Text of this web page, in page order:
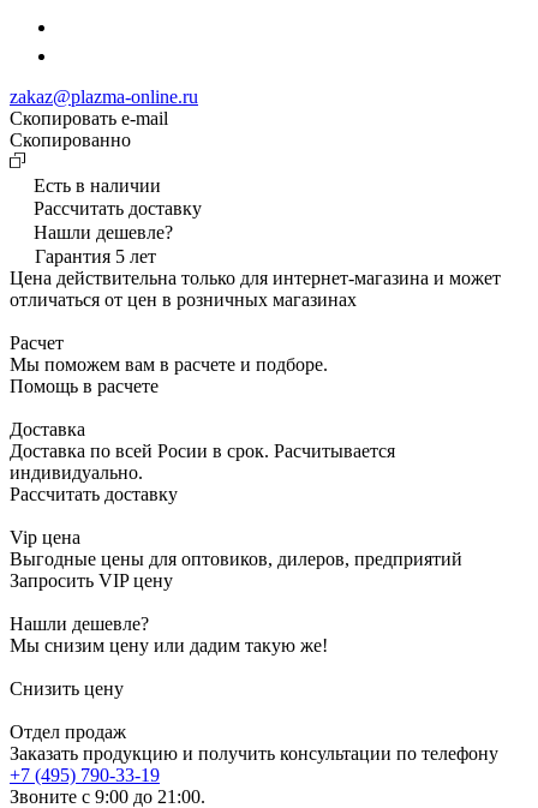
zakaz@plazma-online.ru
Скопировать e-mail
Cкопированно
Есть в наличии
Рассчитать доставку
Нашли дешевле?
Гарантия 5 лет
Цена действительна только для интернет-магазина и может
отличаться от цен в розничных магазинах
Расчет
Мы поможем вам в расчете и подборе.
Помощь в расчете
Доставка
Доставка по всей Росии в срок. Расчитывается
индивидуально.
Рассчитать доставку
Vip цена
Выгодные цены для оптовиков, дилеров, предприятий
Запросить VIP цену
Нашли дешевле?
Мы снизим цену или дадим такую же!
Снизить цену
Отдел продаж
Заказать продукцию и получить консультации по телефону
+7 (495) 790-33-19
Звоните с 9:00 до 21:00.